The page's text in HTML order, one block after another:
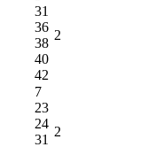
31
36
38
40
42
2
7
23
24
31
2